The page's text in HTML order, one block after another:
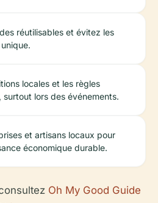
réutilisables et évitez les
locales et les règles
surtout lors des événements.
et artisans locaux pour
économique durable.
Oh My Good Guide